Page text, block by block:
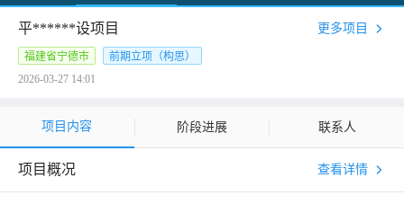
平******设项目 更多项目
福建省宁德市
前期立项（构思）
2026-03-27 14:01
项目内容 阶段进展 联系人
项目概况 查看详情